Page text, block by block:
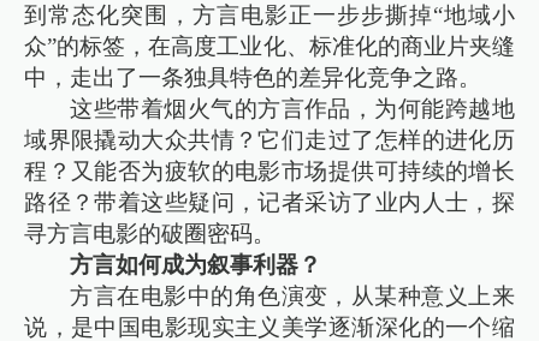
到常态化突围，方言电影正一步步撕掉“地域小
众”的标签，在高度工业化、标准化的商业片夹缝
中，走出了一条独具特色的差异化竞争之路。
这些带着烟火气的方言作品，为何能跨越地
域界限撬动大众共情？它们走过了怎样的进化历
程？又能否为疲软的电影市场提供可持续的增长
路径？带着这些疑问，记者采访了业内人士，探
寻方言电影的破圈密码。
方言如何成为叙事利器？
方言在电影中的角色演变，从某种意义上来
说，是中国电影现实主义美学逐渐深化的一个缩